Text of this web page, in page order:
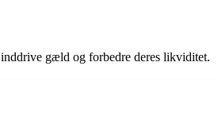
gæld og forbedre deres likviditet.